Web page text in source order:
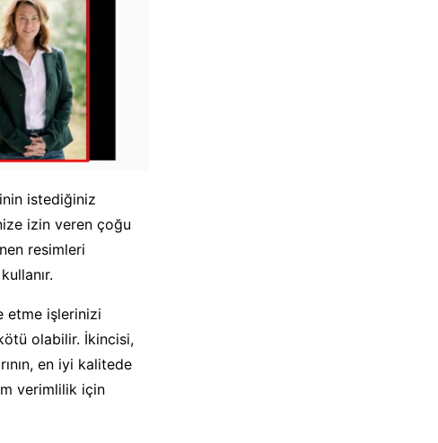
istediğiniz
izin veren çoğu
resimleri
etme işlerinizi
olabilir. İkincisi,
en iyi kalitede
verimlilik için